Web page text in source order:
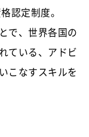
認定制度。
で、世界各国の
ている、アドビ
こなすスキルを